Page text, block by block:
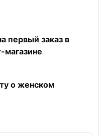
первый заказ в
магазине
о женском